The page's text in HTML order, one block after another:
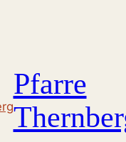
Pfarre